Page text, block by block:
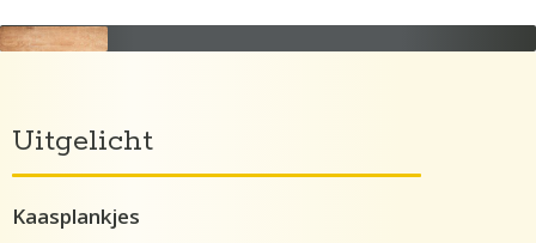
Uitgelicht
Kaasplankjes